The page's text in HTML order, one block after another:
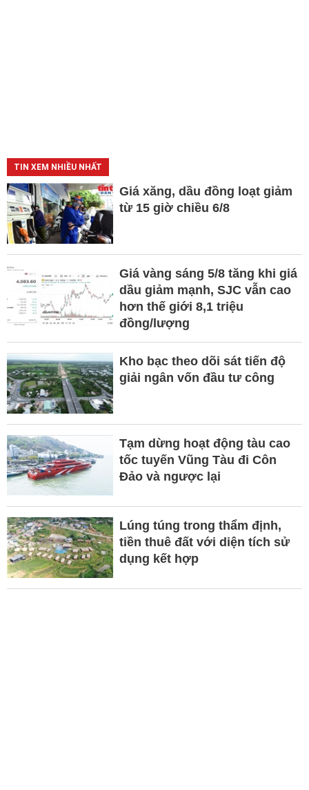
TIN XEM NHIỀU NHẤT
Giá xăng, dầu đồng loạt giảm
từ 15 giờ chiều 6/8
Giá vàng sáng 5/8 tăng khi giá
dầu giảm mạnh, SJC vẫn cao
hơn thế giới 8,1 triệu
đồng/lượng
Kho bạc theo dõi sát tiến độ
giải ngân vốn đầu tư công
Tạm dừng hoạt động tàu cao
tốc tuyến Vũng Tàu đi Côn
Đảo và ngược lại
Lúng túng trong thẩm định,
tiền thuê đất với diện tích sử
dụng kết hợp